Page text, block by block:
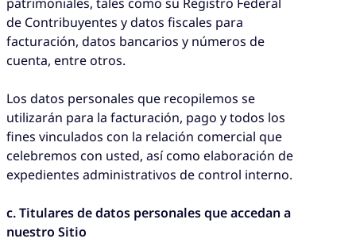
de Contribuyentes y datos fiscales para
facturación, datos bancarios y números de
cuenta, entre otros.
Los datos personales que recopilemos se
utilizarán para la facturación, pago y todos los
fines vinculados con la relación comercial que
celebremos con usted, así como elaboración de
expedientes administrativos de control interno.
c. Titulares de datos personales que accedan a
nuestro Sitio